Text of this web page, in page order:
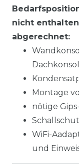
nicht
abgerechnet:
Montage
nötige
WiFi-
und